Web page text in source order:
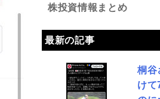
株投資情報まとめ
最新の記事
桐谷
けて